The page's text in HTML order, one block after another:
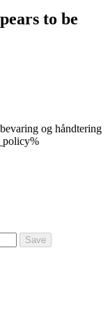
to be
og håndtering